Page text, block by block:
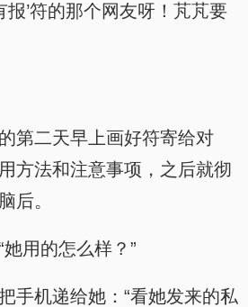
报’符的那个网友呀！芃芃要
第二天早上画好符寄给对
方法和注意事项，之后就彻
后。
用的怎么样？”
手机递给她：“看她发来的私